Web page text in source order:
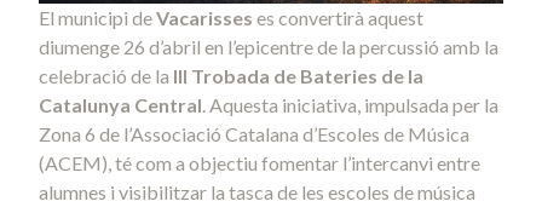
El municipi deVacarisses es convertirà aquest
diumenge 26 d’abril en l’epicentre de la percussió amb la
celebració de la III Trobada de Bateries de la
Catalunya Central . Aquesta iniciativa, impulsada per la
Zona 6 de l’Associació Catalana d’Escoles de Música
(ACEM), té com a objectiu fomentar l’intercanvi entre
alumnes i visibilitzar la tasca de les escoles de música